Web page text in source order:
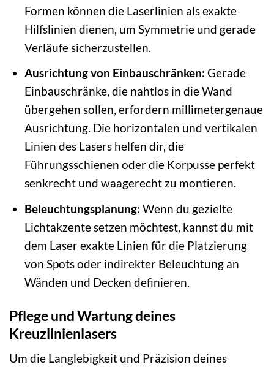
Formen können die Laserlinien als exakte
Hilfslinien dienen, um Symmetrie und gerade
Verläufe sicherzustellen.
Ausrichtung von Einbauschränken: Gerade
Einbauschränke, die nahtlos in die Wand
übergehen sollen, erfordern millimetergenaue
Ausrichtung. Die horizontalen und vertikalen
Linien des Lasers helfen dir, die
Führungsschienen oder die Korpusse perfekt
senkrecht und waagerecht zu montieren.
Beleuchtungsplanung: Wenn du gezielte
Lichtakzente setzen möchtest, kannst du mit
dem Laser exakte Linien für die Platzierung
von Spots oder indirekter Beleuchtung an
Wänden und Decken definieren.
Pflege und Wartung deines
Kreuzlinienlasers
Um die Langlebigkeit und Präzision deines